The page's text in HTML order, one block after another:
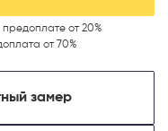
от 20%
от 70%
замер